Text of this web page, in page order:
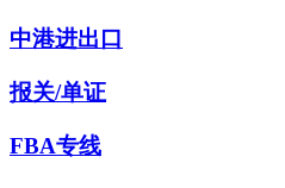
中港进出口
报关/单证
FBA专线